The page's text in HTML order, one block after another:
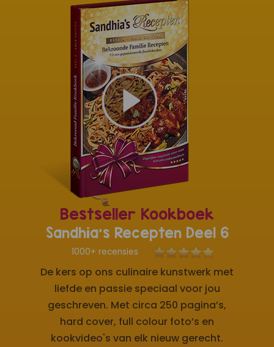
Bestseller Kookboek
Sandhia's Recepten Deel 6
1000+ recensies
De kers op ons culinaire kunstwerk met
liefde en passie speciaal voor jou
geschreven. Met circa 250 pagina’s,
hard cover, full colour foto’s en
kookvideo's van elk nieuw gerecht.